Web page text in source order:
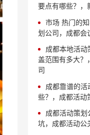
要点有哪些？，
市场 热门的
划公司，成都会
成都本地活动
盖范围有多大？
司
成都靠谱的活
些？，成都活动
成都活动策划
坑，成都活动公